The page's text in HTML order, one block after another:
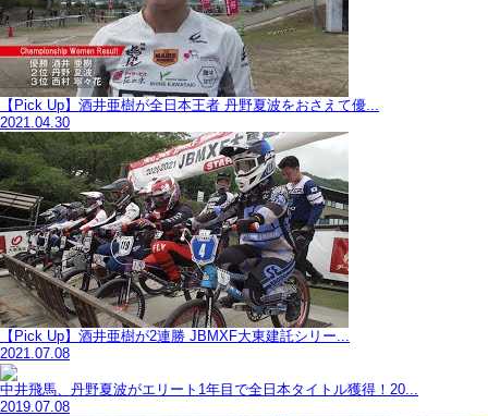
【Pick Up】酒井亜樹が全日本王者 丹野夏波をおさえて優...
2021.04.30
【Pick Up】酒井亜樹が2連勝 JBMXF大東建託シリー...
2021.07.08
中井飛馬、丹野夏波がエリート1年目で全日本タイトル獲得！20...
2019.07.08